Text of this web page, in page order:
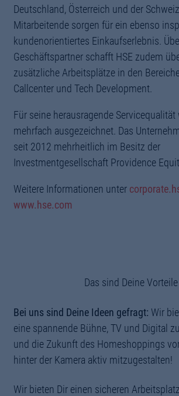
Deutschland, Österreich und der
Mitarbeitende sorgen für ein ebenso
kundenorientiertes Einkaufserlebnis.
Geschäftspartner schafft HSE zudem
zusätzliche Arbeitsplätze in den
Callcenter und Tech Development.
Für seine herausragende Servicequalität
mehrfach ausgezeichnet. Das
seit 2012 mehrheitlich im Besitz der
Investmentgesellschaft Providence
Weitere Informationen unter
www.hse.com
Das sind Deine Vorteile
Bei uns sind Deine Ideen gefragt: Wir
eine spannende Bühne, TV und Digital
und die Zukunft des Homeshoppings
hinter der Kamera aktiv mitzugestalten!
Wir bieten Dir einen sicheren